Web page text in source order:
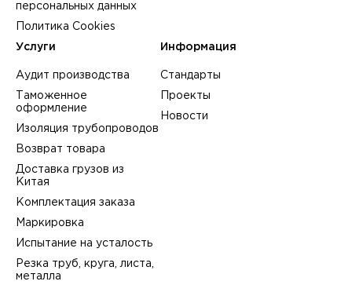
персональных данных
Политика Cookies
Услуги
Аудит производства
Таможенное
оформление
Изоляция трубопроводов
Возврат товара
Доставка грузов из
Китая
Комплектация заказа
Маркировка
Испытание на усталость
Резка труб, круга, листа,
металла
Информация
Стандарты
Проекты
Новости